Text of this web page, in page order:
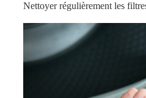
Nettoyer régulièrement les